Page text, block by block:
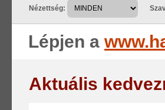
Nézettség:
Lépjen a
Aktuális